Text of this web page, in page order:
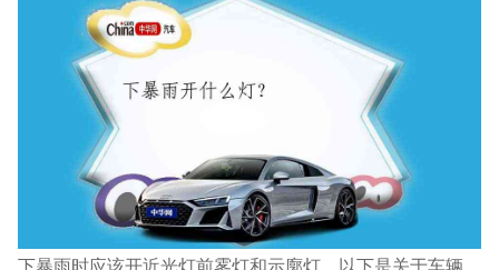
下暴雨时应该开近光灯前雾灯和示廓灯。以下是关于车辆